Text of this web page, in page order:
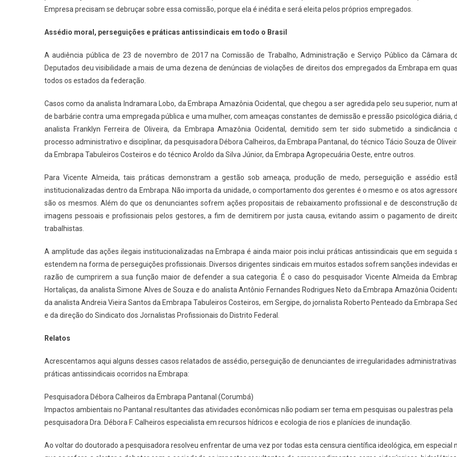
Empresa precisam se debruçar sobre essa comissão, porque ela é inédita e será eleita pelos próprios empregados.
Assédio moral, perseguições e práticas antissindicais em todo o Brasil
A audiência pública de 23 de novembro de 2017 na Comissão de Trabalho, Administração e Serviço Público da Câmara
Deputados deu visibilidade a mais de uma dezena de denúncias de violações de direitos dos empregados da Embrapa em
todos os estados da federação.
Casos como da analista Indramara Lobo, da Embrapa Amazônia Ocidental, que chegou a ser agredida pelo seu superior, num
de barbárie contra uma empregada pública e uma mulher, com ameaças constantes de demissão e pressão psicológica diária,
analista Franklyn Ferreira de Oliveira, da Embrapa Amazônia Ocidental, demitido sem ter sido submetido a sindicância
processo administrativo e disciplinar, da pesquisadora Débora Calheiros, da Embrapa Pantanal, do técnico Tácio Souza de
da Embrapa Tabuleiros Costeiros e do técnico Aroldo da Silva Júnior, da Embrapa Agropecuária Oeste, entre outros.
Para Vicente Almeida, tais práticas demonstram a gestão sob ameaça, produção de medo, perseguição e assédio
institucionalizadas dentro da Embrapa. Não importa da unidade, o comportamento dos gerentes é o mesmo e os atos
são os mesmos. Além do que os denunciantes sofrem ações propositais de rebaixamento profissional e de desconstrução
imagens pessoais e profissionais pelos gestores, a fim de demitirem por justa causa, evitando assim o pagamento de
trabalhistas.
A amplitude das ações ilegais institucionalizadas na Embrapa é ainda maior pois inclui práticas antissindicais que em seguida
estendem na forma de perseguições profissionais. Diversos dirigentes sindicais em muitos estados sofrem sanções indevidas
razão de cumprirem a sua função maior de defender a sua categoria. É o caso do pesquisador Vicente Almeida da
Hortaliças, da analista Simone Alves de Souza e do analista Antônio Fernandes Rodrigues Neto da Embrapa Amazônia
da analista Andreia Vieira Santos da Embrapa Tabuleiros Costeiros, em Sergipe, do jornalista Roberto Penteado da Embrapa
e da direção do Sindicato dos Jornalistas Profissionais do Distrito Federal.
Relatos
Acrescentamos aqui alguns desses casos relatados de assédio, perseguição de denunciantes de irregularidades administrativas
práticas antissindicais ocorridos na Embrapa:
Pesquisadora Débora Calheiros da Embrapa Pantanal (Corumbá)
Impactos ambientais no Pantanal resultantes das atividades econômicas não podiam ser tema em pesquisas ou palestras pela
pesquisadora Dra. Débora F. Calheiros especialista em recursos hídricos e ecologia de rios e planícies de inundação.
Ao voltar do doutorado a pesquisadora resolveu enfrentar de uma vez por todas esta censura científica ideológica, em especial